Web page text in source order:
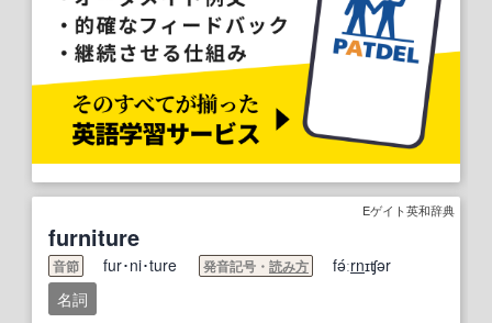
Eゲイト英和辞典
furniture
音節 fur･ni･ture 発音記号・ 読み方 fə́ːrnɪʧər
名詞